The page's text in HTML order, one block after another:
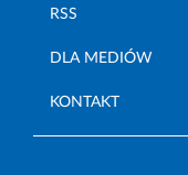
RSS
DLA MEDIÓW
KONTAKT